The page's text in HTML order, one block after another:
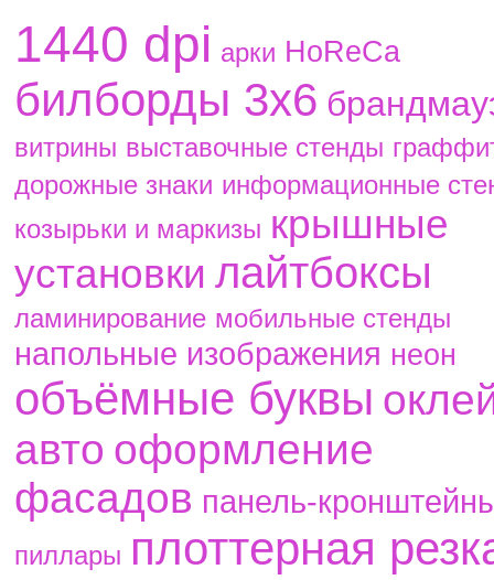
1440 dpi aрки HoReCa
билборды 3х6
витрины выставочные стенды
дорожные знаки информационные
козырьки и маркизы крышные
установки лайтбоксы
ламинирование мобильные стенды
напольные изображения неон
объёмные буквы
авто оформление
фасадов панель-
пиллары плоттерная